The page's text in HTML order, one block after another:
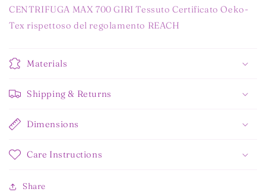
CENTRIFUGA MAX 700 GIRITessuto Certificato Oeko-
Tex rispettoso del regolamento REACH
Materials
Shipping & Returns
Dimensions
Care Instructions
Share